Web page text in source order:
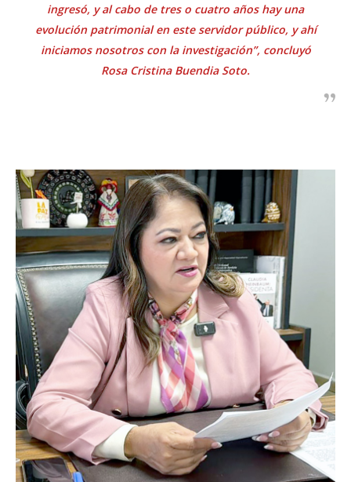
ingresó, y al cabo de tres o cuatro años hay una
evolución patrimonial en este servidor público, y ahí
iniciamos nosotros con la investigación”, concluyó
Rosa Cristina Buendia Soto.